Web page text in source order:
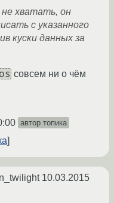
хватать, он
с указанного
куски данных за
совсем ни о чём
автор топика
10.03.2015